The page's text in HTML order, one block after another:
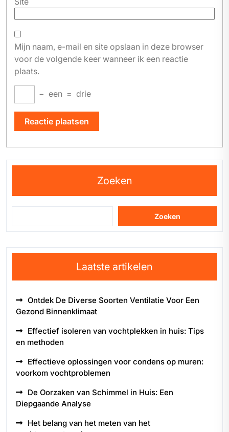
Mijn naam, e-mail en site opslaan in deze browser
voor de volgende keer wanneer ik een reactie
plaats.
− een = drie
Zoeken
Zoeken
Laatste artikelen
Ontdek De Diverse Soorten Ventilatie Voor Een
Gezond Binnenklimaat
Effectief isoleren van vochtplekken in huis: Tips
en methoden
Effectieve oplossingen voor condens op muren:
voorkom vochtproblemen
De Oorzaken van Schimmel in Huis: Een
Diepgaande Analyse
Het belang van het meten van het